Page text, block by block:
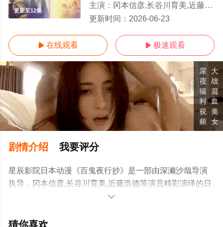
更新至12集
主演： 冈本信彦,长谷川育美,近藤浩德
更新时间： 2026-06-23
 在线观看  极速观看
剧情介绍 我要评分
星辰影院日本动漫《百鬼夜行抄》是一部由深濑沙哉导演
执导，冈本信彦,长谷川育美,近藤浩德等演员精彩演绎的日
本动漫，手机免费观看高清未删减完整版动漫全集就上星
情网等平台了解。

猜你喜欢